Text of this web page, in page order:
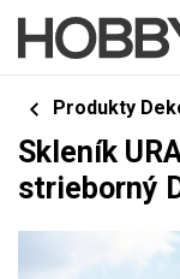
Produkty
Skleník
strieborný